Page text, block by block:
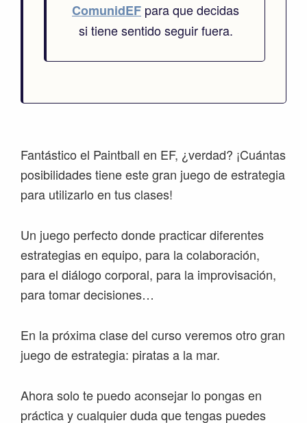
ComunidEF para que decidas
si tiene sentido seguir fuera.
Fantástico el Paintball en EF, ¿verdad? ¡Cuántas
posibilidades tiene este gran juego de estrategia
para utilizarlo en tus clases!
Un juego perfecto donde practicar diferentes
estrategias en equipo, para la colaboración,
para el diálogo corporal, para la improvisación,
para tomar decisiones…
En la próxima clase del curso veremos otro gran
juego de estrategia: piratas a la mar.
Ahora solo te puedo aconsejar lo pongas en
práctica y cualquier duda que tengas puedes